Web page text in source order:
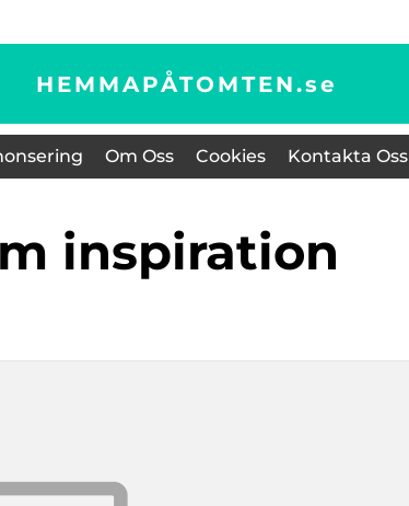
HEMMAPÅTOMTEN.se
Om Oss Cookies Kontakta Oss
inspiration